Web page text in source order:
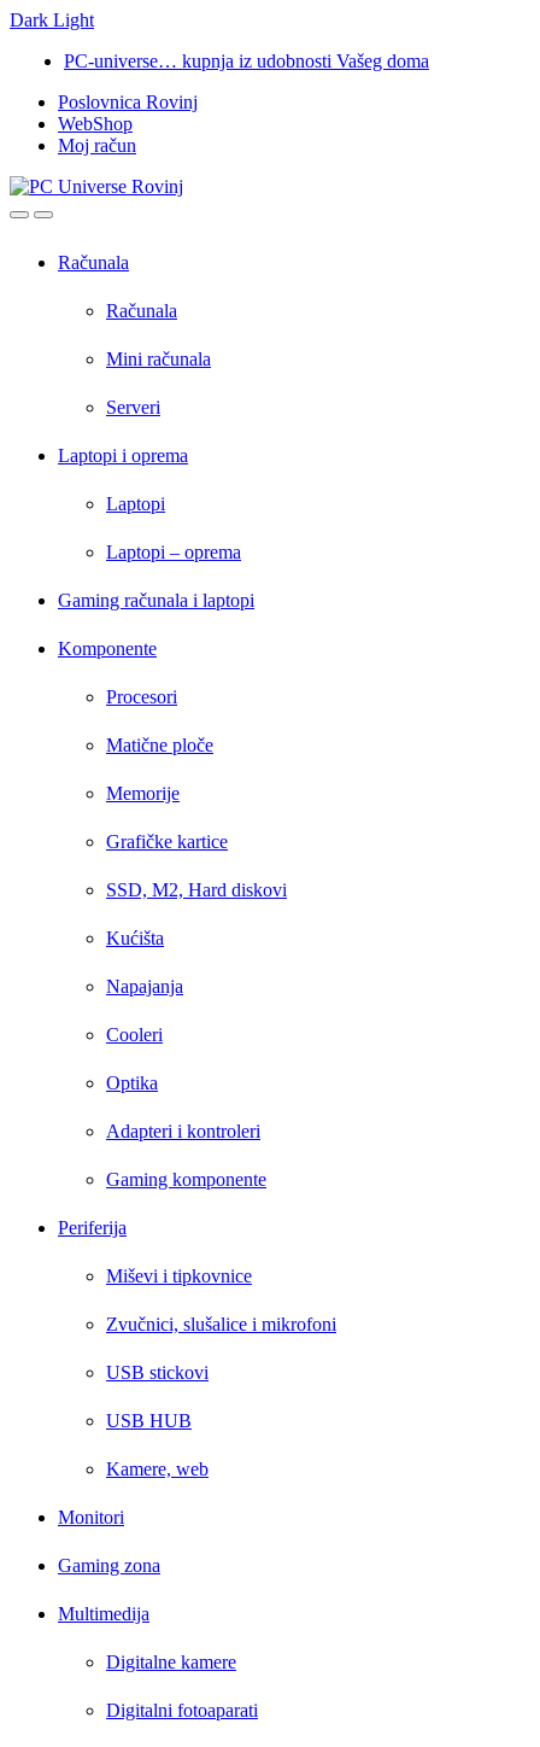
Dark Light
navigation
content
PC-universe… kupnja iz udobnosti Vašeg doma
Poslovnica Rovinj
WebShop
Moj račun
OpenClose
Računala
Računala
Mini računala
Serveri
Laptopi i oprema
Laptopi
Laptopi – oprema
Gaming računala i laptopi
Komponente
Procesori
Matične ploče
Memorije
Grafičke kartice
SSD, M2, Hard diskovi
Kućišta
Napajanja
Cooleri
Optika
Adapteri i kontroleri
Gaming komponente
Periferija
Miševi i tipkovnice
Zvučnici, slušalice i mikrofoni
USB stickovi
USB HUB
Kamere, web
Monitori
Gaming zona
Multimedija
Digitalne kamere
Digitalni fotoaparati